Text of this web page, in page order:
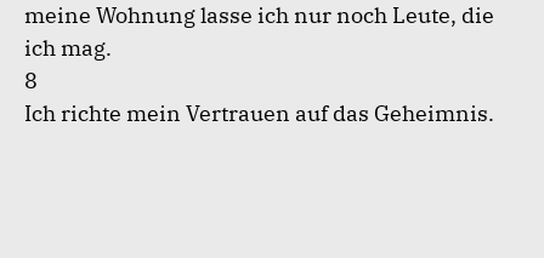
meine Wohnung lasse ich nur noch Leute, die
ich mag.
8
Ich richte mein Vertrauen auf das Geheimnis.